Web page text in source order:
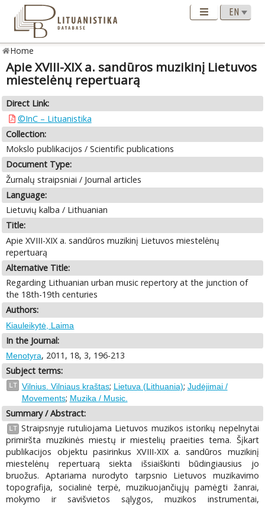
Home
Apie XVIII-XIX a. sandūros muzikinį Lietuvos
miestelėnų repertuarą
Direct Link:
©InC – Lituanistika
Collection:
Mokslo publikacijos / Scientific publications
Document Type:
Žurnalų straipsniai / Journal articles
Language:
Lietuvių kalba / Lithuanian
Title:
Apie XVIII-XIX a. sandūros muzikinį Lietuvos miestelėnų
repertuarą
Alternative Title:
Regarding Lithuanian urban music repertory at the junction of
the 18th-19th centuries
Authors:
Kiauleikytė, Laima
In the Journal:
Menotyra, 2011, 18, 3, 196-213
Subject terms:
LT Vilnius. Vilniaus kraštas; Lietuva (Lithuania); Judėjimai /
Movements; Muzika / Music.
Summary / Abstract:
LT Straipsnyje rutuliojama Lietuvos muzikos istorikų nepelnytai
primiršta muzikinės miestų ir miestelių praeities tema. Šįkart
publikacijos objektu pasirinkus XVIII-XIX a. sandūros muzikinį
miestelėnų repertuarą siekta išsiaiškinti būdingiausius jo
bruožus. Aptariama nurodyto tarpsnio Lietuvos muzikavimo
topografija, socialinė terpė, muzikuojančiųjų pamėgti žanrai,
mokymo ir savišvietos sąlygos, muzikos instrumentai,